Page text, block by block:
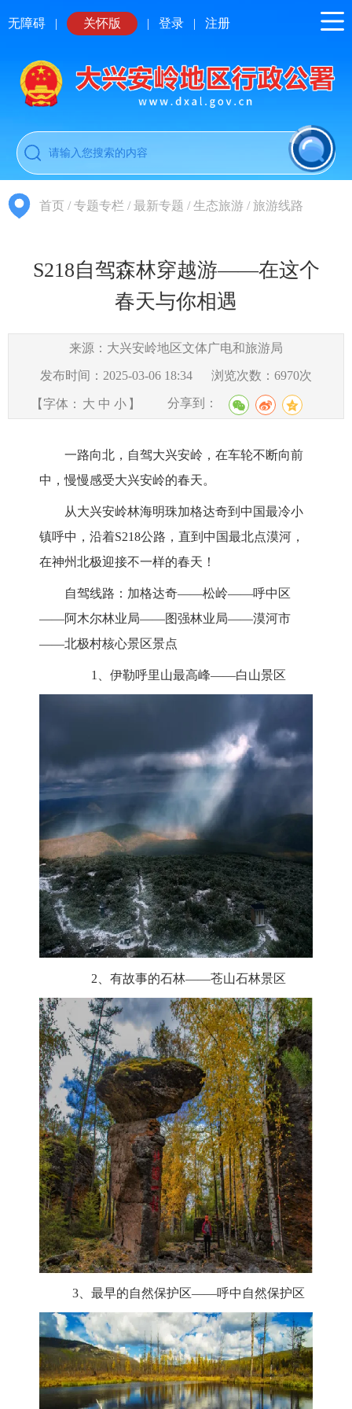
无障碍 | 关怀版 | 登录 | 注册
首页 /专题专栏 /最新专题 /生态旅游 /旅游线路
S218自驾森林穿越游——在这个
春天与你相遇
来源：大兴安岭地区文体广电和旅游局
发布时间：2025-03-06 18:34 浏览次数： 6970次
【字体： 大 中 小 】 分享到：
一路向北，自驾大兴安岭，在车轮不断向前
中，慢慢感受大兴安岭的春天。
从大兴安岭林海明珠加格达奇到 中国最冷小
镇呼中 ，沿着S218公路 ，直到中国最北点漠河，
在神州北极迎接不一样的春天！
自驾线路：加格达奇——松岭——呼中区
——阿木尔林业局——图强林业局——漠河市
——北极村核心景区景点
1、伊勒呼里山最高峰——白山景区
2、有故事的石林——苍山石林景区
3、最早的自然保护区——呼中自然保护区